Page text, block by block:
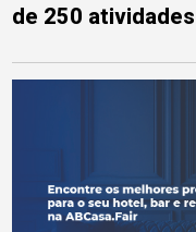
de 250